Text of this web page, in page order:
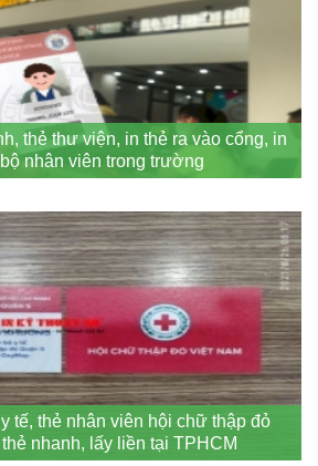
thẻ thư viện, in thẻ ra vào cổng, in
nhân viên trong trường
tế, thẻ nhân viên hội chữ thập đỏ
nhanh, lấy liền tại TPHCM